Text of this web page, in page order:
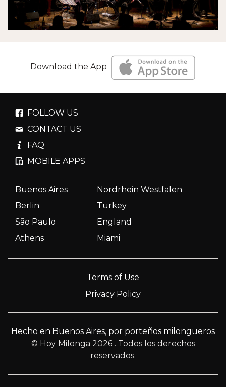
Download the App
FOLLOW US
CONTACT US
FAQ
MOBILE APPS
Buenos Aires
Nordrhein Westfalen
Berlin
Turkey
São Paulo
England
Athens
Miami
Terms of Use
Privacy Policy
Hecho en Buenos Aires, por porteños milongueros
© Hoy Milonga 2026 . Todos los derechos
reservados.